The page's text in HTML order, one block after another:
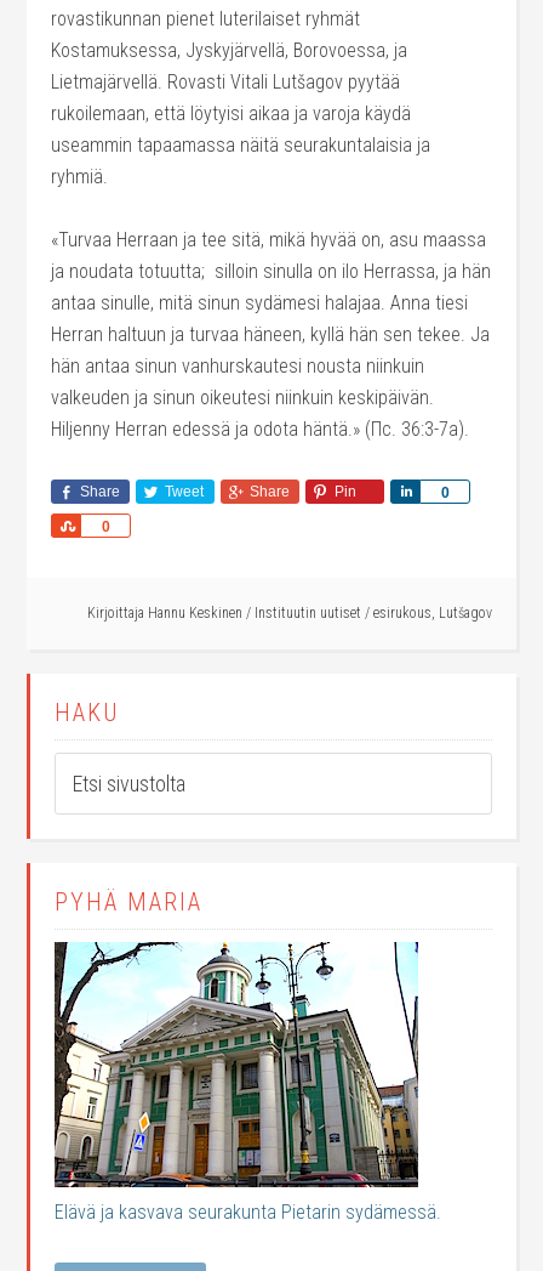
rovastikunnan pienet luterilaiset ryhmät
Kostamuksessa, Jyskyjärvellä, Borovoessa, ja
Lietmajärvellä. Rovasti Vitali Lutšagov pyytää
rukoilemaan, että löytyisi aikaa ja varoja käydä
useammin tapaamassa näitä seurakuntalaisia ja
ryhmiä.
«Turvaa Herraan ja tee sitä, mikä hyvää on, asu maassa
ja noudata totuutta; silloin sinulla on ilo Herrassa, ja hän
antaa sinulle, mitä sinun sydämesi halajaa. Anna tiesi
Herran haltuun ja turvaa häneen, kyllä hän sen tekee. Ja
hän antaa sinun vanhurskautesi nousta niinkuin
valkeuden ja sinun oikeutesi niinkuin keskipäivän.
Hiljenny Herran edessä ja odota häntä.» (Пс. 36:3-7а).
Share Tweet Share Pin 0
Share
0
Share
Kirjoittaja Hannu Keskinen / Instituutin uutiset / esirukous Lutšagov
HAKU
PYHÄ MARIA
Elävä ja kasvava seurakunta Pietarin sydämessä.